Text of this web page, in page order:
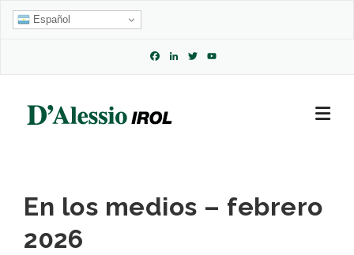
Skip
Español
Facebook
LinkedIn
Twitter
En los medios – febrero
2026